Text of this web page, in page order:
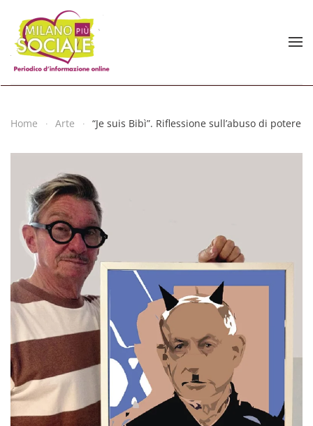
Skip to main content
Home Arte “Je suis Bibì”. Riflessione sull’abuso di potere